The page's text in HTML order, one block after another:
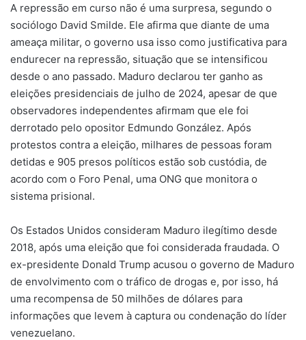
A repressão em curso não é uma surpresa, segundo o
sociólogo David Smilde. Ele afirma que diante de uma
ameaça militar, o governo usa isso como justificativa para
endurecer na repressão, situação que se intensificou
desde o ano passado. Maduro declarou ter ganho as
eleições presidenciais de julho de 2024, apesar de que
observadores independentes afirmam que ele foi
derrotado pelo opositor Edmundo González. Após
protestos contra a eleição, milhares de pessoas foram
detidas e 905 presos políticos estão sob custódia, de
acordo com o Foro Penal, uma ONG que monitora o
sistema prisional.
Os Estados Unidos consideram Maduro ilegítimo desde
2018, após uma eleição que foi considerada fraudada. O
ex-presidente Donald Trump acusou o governo de Maduro
de envolvimento com o tráfico de drogas e, por isso, há
uma recompensa de 50 milhões de dólares para
informações que levem à captura ou condenação do líder
venezuelano.